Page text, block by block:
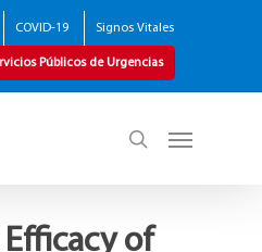
COVID-19 Signos Vitales
Públicos de Urgencias
of